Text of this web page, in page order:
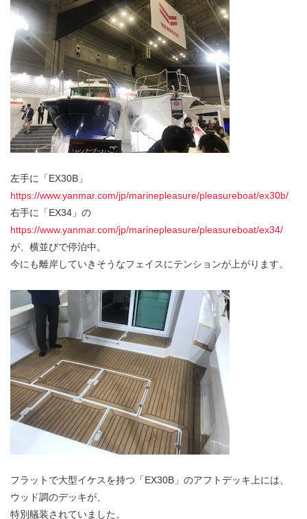
左手に「EX30B」
https://www.yanmar.com/jp/marinepleasure/pleasureboat/ex30b/
右手に「EX34」の
https://www.yanmar.com/jp/marinepleasure/pleasureboat/ex34/
が、横並びで停泊中。
今にも離岸していきそうなフェイスにテンションが上がります。
フラットで大型イケスを持つ「EX30B」のアフトデッキ上には、
ウッド調のデッキが、
特別艤装されていました。